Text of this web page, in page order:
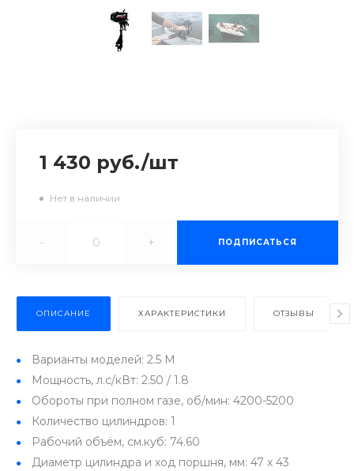
1 430 руб./шт
Нет в наличии
- + ПОДПИСАТЬСЯ
ОПИСАНИЕ ХАРАКТЕРИСТИКИ ОТЗЫВЫ
Варианты моделей: 2.5 M
Мощность, л.с/кВт: 2.50 / 1.8
Обороты при полном газе, об/мин: 4200-5200
Количество цилиндров: 1
Рабочий объём, см.куб: 74.60
Диаметр цилиндра и ход поршня, мм: 47 х 43